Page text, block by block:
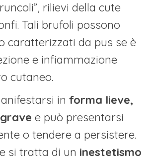
rilievi della cute
Tali brufoli possono
caratterizzati da pus se è
e infiammazione
cutaneo.
in forma lieve,
grave e può presentarsi
o tendere a persistere.
si tratta di un inestetismo